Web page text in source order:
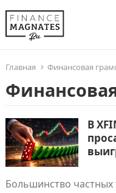
Главная Финансовая
В
Большинство